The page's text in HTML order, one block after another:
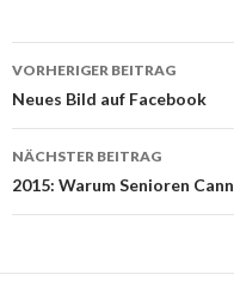
Beitrags-
Navigation
VORHERIGER BEITRAG
Neues Bild auf Facebook
NÄCHSTER BEITRAG
2015: Warum Senioren